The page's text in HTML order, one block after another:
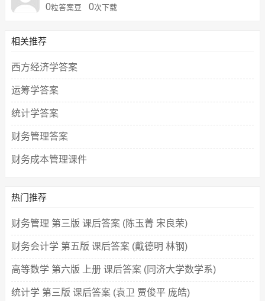
0粒答案豆 0次下载
相关推荐
西方经济学答案
运筹学答案
统计学答案
财务管理答案
财务成本管理课件
热门推荐
财务管理 第三版 课后答案 (陈玉菁 宋良荣)
财务会计学 第五版 课后答案 (戴德明 林钢)
高等数学 第六版 上册 课后答案 (同济大学数学系)
统计学 第三版 课后答案 (袁卫 贾俊平 庞皓)